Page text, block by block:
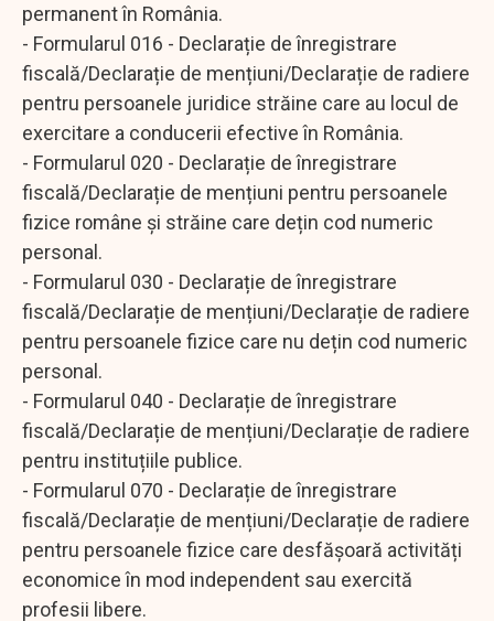
permanent în România.
- Formularul 016 - Declarație de înregistrare
fiscală/Declarație de mențiuni/Declarație de radiere
pentru persoanele juridice străine care au locul de
exercitare a conducerii efective în România.
- Formularul 020 - Declarație de înregistrare
fiscală/Declarație de mențiuni pentru persoanele
fizice române și străine care dețin cod numeric
personal.
- Formularul 030 - Declarație de înregistrare
fiscală/Declarație de mențiuni/Declarație de radiere
pentru persoanele fizice care nu dețin cod numeric
personal.
- Formularul 040 - Declarație de înregistrare
fiscală/Declarație de mențiuni/Declarație de radiere
pentru instituțiile publice.
- Formularul 070 - Declarație de înregistrare
fiscală/Declarație de mențiuni/Declarație de radiere
pentru persoanele fizice care desfășoară activități
economice în mod independent sau exercită
profesii libere.